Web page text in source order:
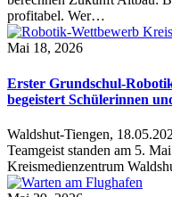
profitabel. Wer…
Mai 18, 2026
Erster Grundschul-
begeistert Schülerinnen
Waldshut-Tiengen,
Teamgeist standen am 5.
Kreismedienzentrum